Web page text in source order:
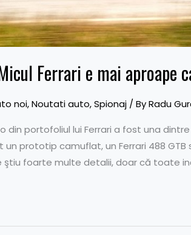
Ferrari e mai aproape
noi,Noutati auto,Spionaj / ByRadu
din portofoliul lui Ferrari a fost una
prototip camuflat, un Ferrari 488
ştiu foarte multe detalii, doar că toate